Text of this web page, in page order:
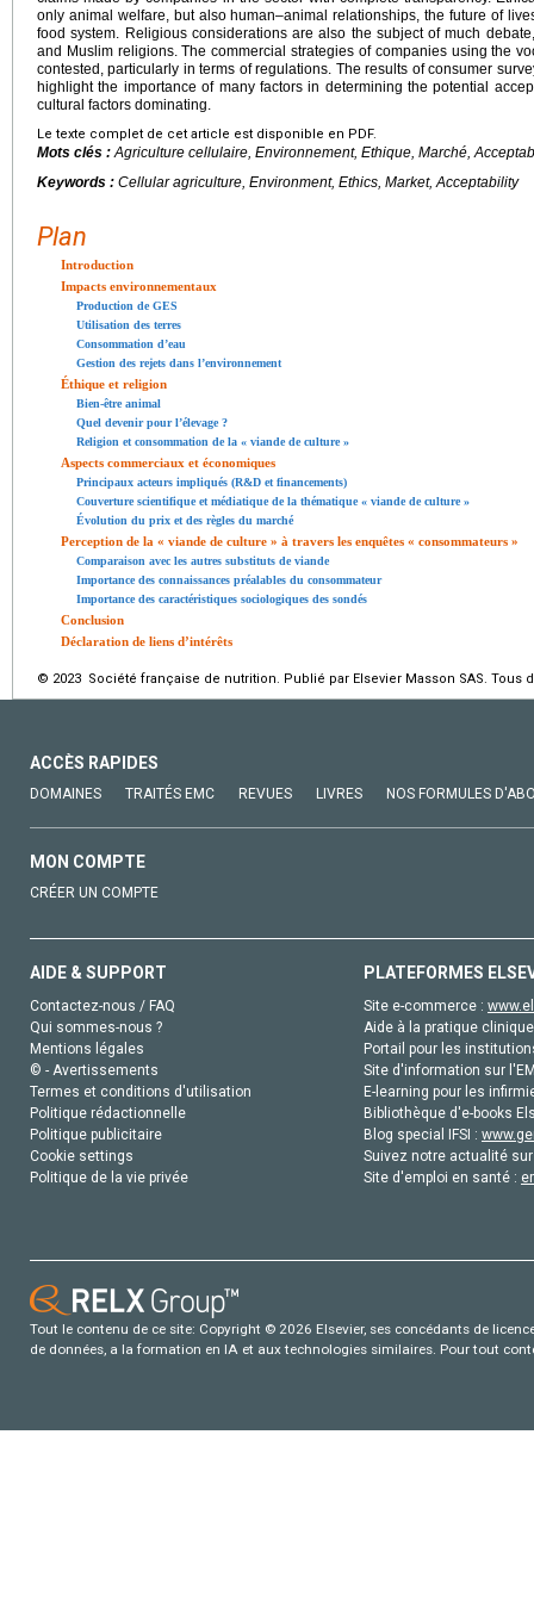
only animal welfare, but also human–animal relationships, the future of
food system. Religious considerations are also the subject of much
and Muslim religions. The commercial strategies of companies using the
contested, particularly in terms of regulations. The results of consumer
highlight the importance of many factors in determining the potential
cultural factors dominating.
Le texte complet de cet article est disponible en PDF.
Mots clés : Agriculture cellulaire, Environnement, Ethique, Marché,
Keywords : Cellular agriculture, Environment, Ethics, Market, Acceptability
Plan
Introduction
Impacts environnementaux
Production de GES
Utilisation des terres
Consommation d’eau
Gestion des rejets dans l’environnement
Éthique et religion
Bien-être animal
Quel devenir pour l’élevage ?
Religion et consommation de la « viande de culture »
Aspects commerciaux et économiques
Principaux acteurs impliqués (R&D et financements)
Couverture scientifique et médiatique de la thématique « viande de culture »
Évolution du prix et des règles du marché
Perception de la « viande de culture » à travers les enquêtes « consommateurs »
Comparaison avec les autres substituts de viande
Importance des connaissances préalables du consommateur
Importance des caractéristiques sociologiques des sondés
Conclusion
Déclaration de liens d’intérêts
© 2023 Société française de nutrition. Publié par Elsevier Masson SAS. Tous
ACCÈS RAPIDES
DOMAINES TRAITÉS EMC REVUES LIVRES NOS FORMULES
MON COMPTE
CRÉER UN COMPTE
AIDE & SUPPORT
Contactez-nous / FAQ
Qui sommes-nous ?
Mentions légales
© - Avertissements
Termes et conditions d'utilisation
Politique rédactionnelle
Politique publicitaire
Cookie settings
Politique de la vie privée
PLATEFORMES
Site e-commerce :
Aide à la pratique
Portail pour les
Site d'information sur
E-learning pour les
Bibliothèque d'e-books
Blog special IFSI :
Suivez notre actualité
Site d'emploi en santé :
Tout le contenu de ce site: Copyright © 2026 Elsevier, ses concédants de
de données, a la formation en IA et aux technologies similaires. Pour tout